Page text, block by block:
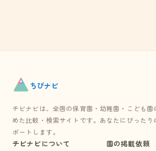
ちびナビ
チビナビは、全国の保育園・幼稚園・こども園
めた比較・検索サイトです。あなたにぴったり
ポートします。
チビナビについて 園の掲載依頼